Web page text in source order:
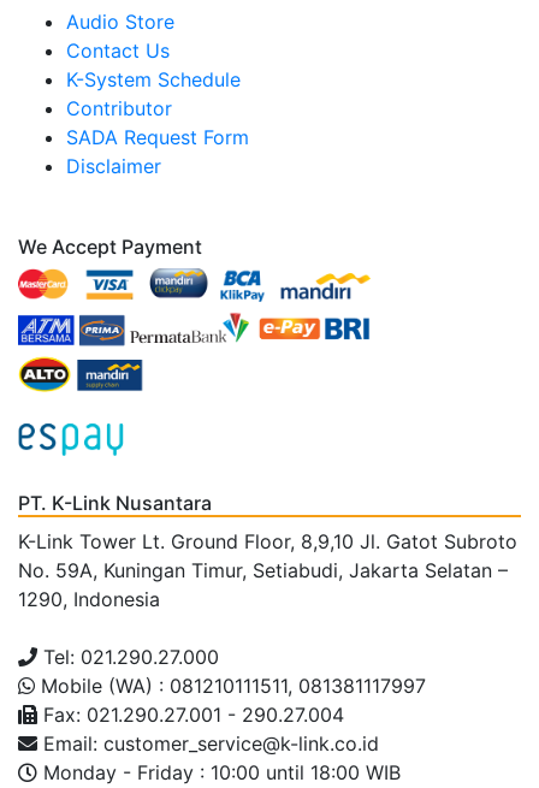
Audio Store
Contact Us
K-System Schedule
Contributor
SADA Request Form
Disclaimer
We Accept Payment
PT. K-Link Nusantara
K-Link Tower Lt. Ground Floor, 8,9,10 Jl. Gatot Subroto
No. 59A, Kuningan Timur, Setiabudi, Jakarta Selatan –
1290, Indonesia
Tel: 021.290.27.000
Mobile (WA) : 081210111511, 081381117997
Fax: 021.290.27.001 - 290.27.004
Email: customer_service@k-link.co.id
Monday - Friday : 10:00 until 18:00 WIB